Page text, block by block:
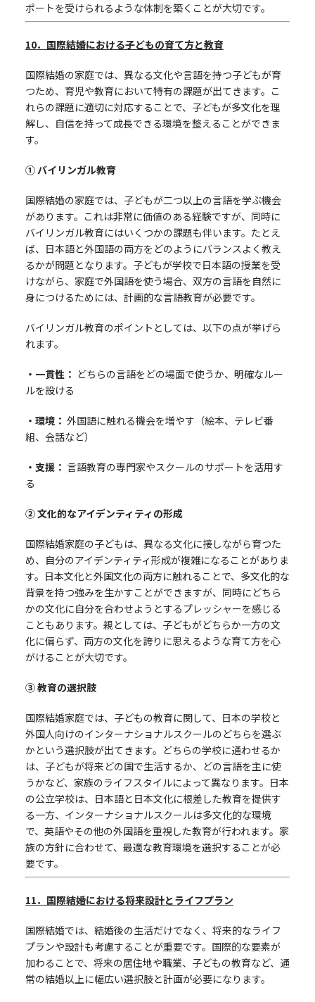
ポートを受けられるような体制を築くことが大切です。
10．国際結婚における子どもの育て方と教育
国際結婚の家庭では、異なる文化や言語を持つ子どもが育
つため、育児や教育において特有の課題が出てきます。こ
れらの課題に適切に対応することで、子どもが多文化を理
解し、自信を持って成長できる環境を整えることができま
す。
① バイリンガル教育
国際結婚の家庭では、子どもが二つ以上の言語を学ぶ機会
があります。これは非常に価値のある経験ですが、同時に
バイリンガル教育にはいくつかの課題も伴います。たとえ
ば、日本語と外国語の両方をどのようにバランスよく教え
るかが問題となります。子どもが学校で日本語の授業を受
けながら、家庭で外国語を使う場合、双方の言語を自然に
身につけるためには、計画的な言語教育が必要です。
バイリンガル教育のポイントとしては、以下の点が挙げら
れます。
・一貫性： どちらの言語をどの場面で使うか、明確なルー
ルを設ける
・環境： 外国語に触れる機会を増やす（絵本、テレビ番
組、会話など）
・支援： 言語教育の専門家やスクールのサポートを活用す
る
② 文化的なアイデンティティの形成
国際結婚家庭の子どもは、異なる文化に接しながら育つた
め、自分のアイデンティティ形成が複雑になることがありま
す。日本文化と外国文化の両方に触れることで、多文化的な
背景を持つ強みを生かすことができますが、同時にどちら
かの文化に自分を合わせようとするプレッシャーを感じる
こともあります。親としては、子どもがどちらか一方の文
化に偏らず、両方の文化を誇りに思えるような育て方を心
がけることが大切です。
③ 教育の選択肢
国際結婚家庭では、子どもの教育に関して、日本の学校と
外国人向けのインターナショナルスクールのどちらを選ぶ
かという選択肢が出てきます。どちらの学校に通わせるか
は、子どもが将来どの国で生活するか、どの言語を主に使
うかなど、家族のライフスタイルによって異なります。日本
の公立学校は、日本語と日本文化に根差した教育を提供す
る一方、インターナショナルスクールは多文化的な環境
で、英語やその他の外国語を重視した教育が行われます。家
族の方針に合わせて、最適な教育環境を選択することが必
要です。
11．国際結婚における将来設計とライフプラン
国際結婚では、結婚後の生活だけでなく、将来的なライフ
プランや設計も考慮することが重要です。国際的な要素が
加わることで、将来の居住地や職業、子どもの教育など、通
常の結婚以上に幅広い選択肢と計画が必要になります。